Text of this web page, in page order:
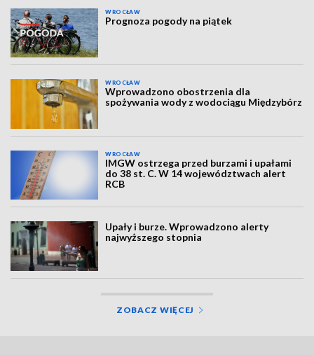
WROCŁAW
Prognoza pogody na piątek
WROCŁAW
Wprowadzono obostrzenia dla
spożywania wody z wodociągu Międzybórz
WROCŁAW
IMGW ostrzega przed burzami i upałami
do 38 st. C. W 14 województwach alert
RCB
Upały i burze. Wprowadzono alerty
najwyższego stopnia
ZOBACZ WIĘCEJ